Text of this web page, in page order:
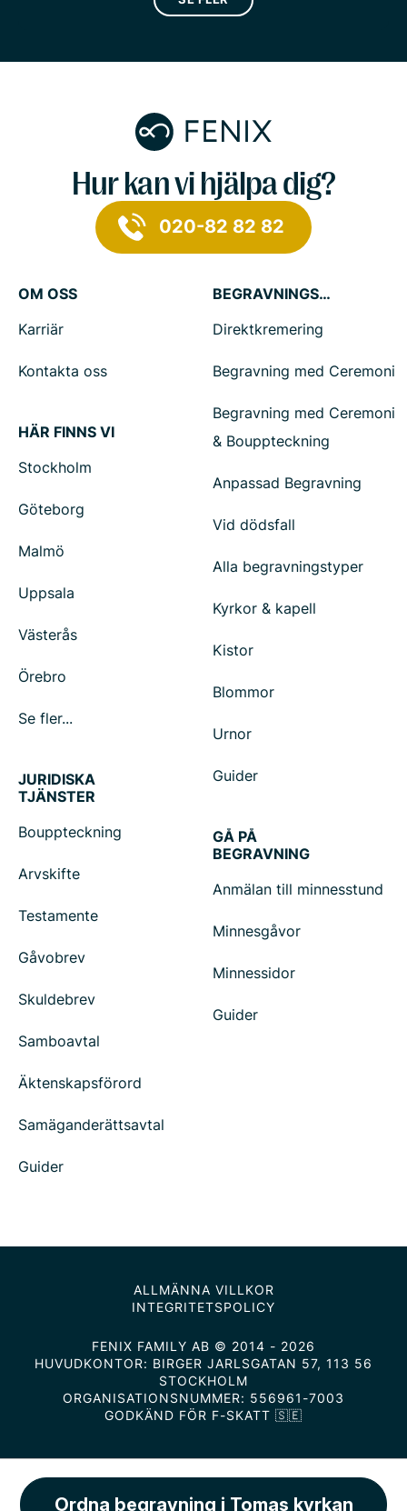
Ordna begravning i Tomas kyrkan
Hur kan vi hjälpa dig?
020-82 82 82
OM OSS
Karriär
Kontakta oss
HÄR FINNS VI
Stockholm
Göteborg
Malmö
Uppsala
Västerås
Örebro
Se fler...
BEGRAVNINGSTJÄNSTER
Direktkremering
Begravning med Ceremoni
Begravning med Ceremoni
& Bouppteckning
Anpassad Begravning
Vid dödsfall
Alla begravningstyper
Kyrkor & kapell
Kistor
Blommor
Urnor
Guider
JURIDISKA
TJÄNSTER
Bouppteckning
Arvskifte
Testamente
Gåvobrev
Skuldebrev
Samboavtal
Äktenskapsförord
Samäganderättsavtal
Guider
GÅ PÅ
BEGRAVNING
Anmälan till minnesstund
Minnesgåvor
Minnessidor
Guider
ALLMÄNNA VILLKOR
INTEGRITETSPOLICY
FENIX FAMILY AB © 2014 - 2026
HUVUDKONTOR: BIRGER JARLSGATAN 57, 113 56
STOCKHOLM
ORGANISATIONSNUMMER: 556961-7003
GODKÄND FÖR F-SKATT 🇸🇪